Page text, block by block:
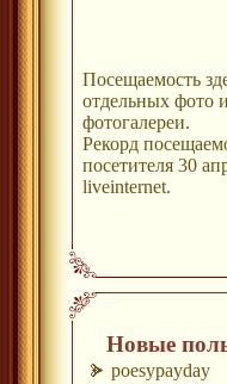
Посещаемость
отдельных фото
фотогалереи.
Рекорд
посетителя 30
liveinternet.
Новые
poesypayday